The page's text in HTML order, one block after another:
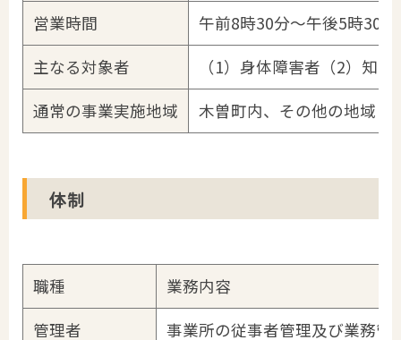
営業時間
午前8時30分～午後5時30分
主なる対象者
（1）身体障害者（2）知
通常の事業実施地域
木曽町内、その他の地域
体制
職種
業務内容
管理者
事業所の従事者管理及び業務管